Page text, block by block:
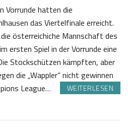
Vorrunde hatten die
das Viertelfinale erreicht.
österreichiche Mannschaft des
ersten Spiel in der Vorrunde eine
Stockschützen kämpften, aber
die „Wappler“ nicht gewinnen
League…
WEITERLESEN